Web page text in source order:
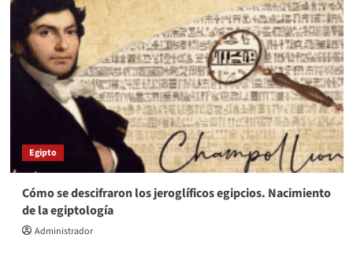
Egipto
Cómo se descifraron los jeroglíficos egipcios. Nacimiento
de la egiptología
Administrador